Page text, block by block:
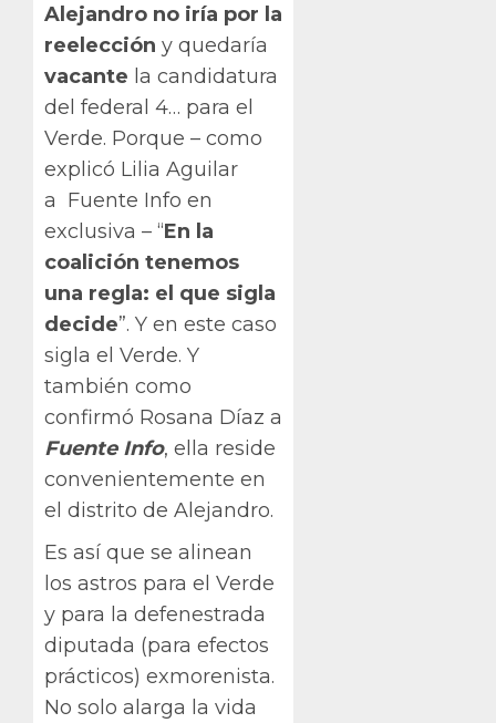
Alejandro no iría por la
reelección y quedaría
vacante la candidatura
del federal 4… para el
Verde. Porque – como
explicó Lilia Aguilar
a Fuente Info en
exclusiva – “En la
coalición tenemos
una regla: el que sigla
decide”. Y en este caso
sigla el Verde. Y
también como
confirmó Rosana Díaz a
Fuente Info, ella reside
convenientemente en
el distrito de Alejandro.
Es así que se alinean
los astros para el Verde
y para la defenestrada
diputada (para efectos
prácticos) exmorenista.
No solo alarga la vida